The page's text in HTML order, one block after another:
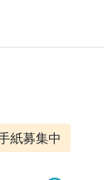
紙募集中